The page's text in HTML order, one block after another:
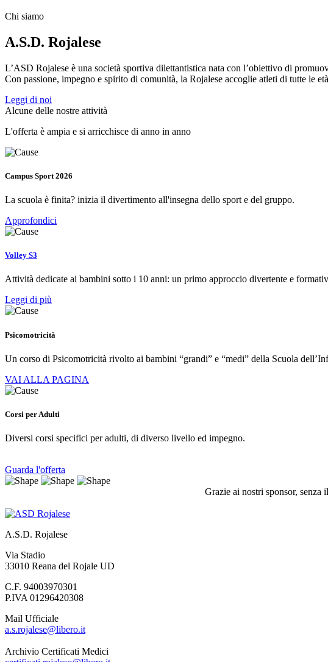
Chi siamo
A.S.D. Rojalese
L’ASD Rojalese è una società sportiva dilettantistica nata con l’obiettivo di
Con passione, impegno e spirito di comunità, la Rojalese accoglie atleti di tutte le
Leggi di noi
Alcune delle nostre attività
L'offerta è ampia e si arricchisce di anno in anno
Campus Sport 2026
La scuola è finita? inizia il divertimento all'insegna dello sport e del gruppo.
Approfondici
Volley S3
Attività dedicate ai bambini sotto i 10 anni: un primo approccio divertente e
Leggi di più
Psicomotricità
Un corso di Psicomotricità rivolto ai bambini “grandi” e “medi” della Scuola
VAI ALLA PAGINA
Corsi per Adulti
Diversi corsi specifici per adulti, di diverso livello ed impegno.
Guarda l'offerta
Grazie ai nostri sponsor, senza
A.S.D. Rojalese
Via Stadio
33010 Reana del Rojale UD
C.F. 94003970301
P.IVA 01296420308
Mail Ufficiale
a.s.rojalese@libero.it
Archivio Certificati Medici